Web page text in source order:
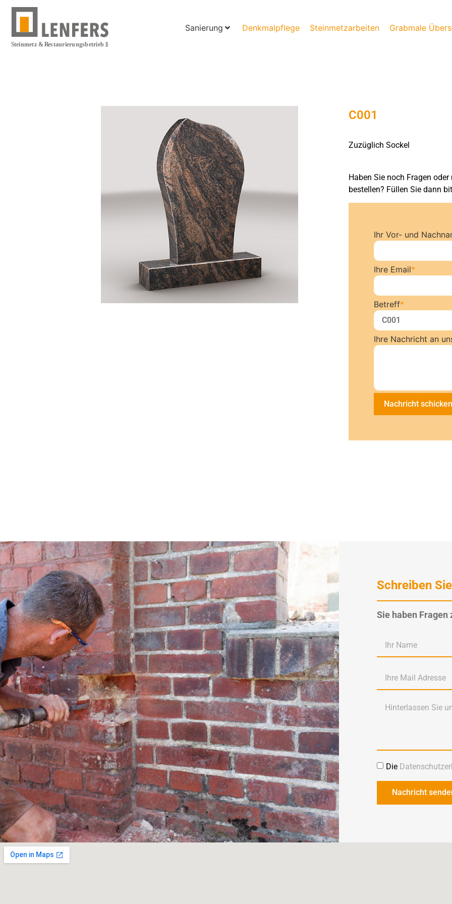
Sanierung Denkmalpflege Steinmetzarbeiten Grabmale
C001
Zuzüglich Sockel
Haben Sie noch Fragen
bestellen? Füllen Sie dann
Ihr Vor- und
Ihre Email*
Betreff*
Ihre Nachricht an
Nachricht schicken
Schreiben
Sie haben Fragen
Die
Nachricht